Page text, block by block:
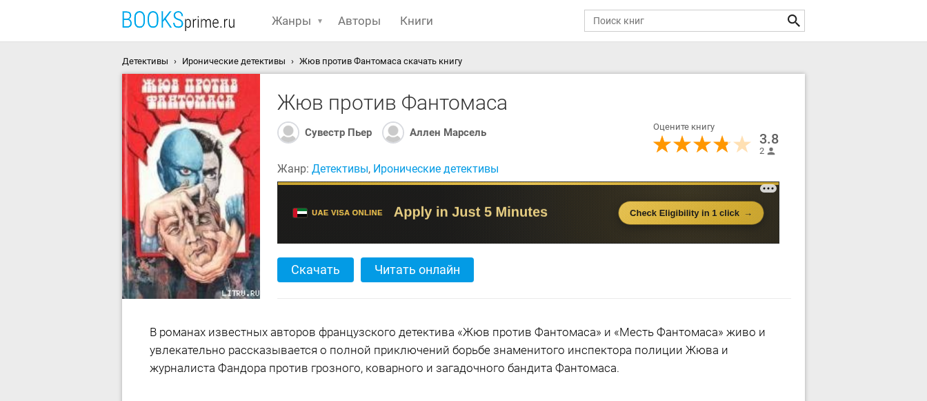
Жанры Авторы Книги
Детективы Иронические детективы Жюв против Фантомаса скачать книгу
Жюв против Фантомаса
Сувестр Пьер Аллен Марсель Оцените книгу
3.8
2
Жанр: Детективы, Иронические детективы
Скачать Читать онлайн
В романах известных авторов французского детектива «Жюв против Фантомаса» и «Месть Фантомаса» живо и
увлекательно рассказывается о полной приключений борьбе знаменитого инспектора полиции Жюва и
журналиста Фандора против грозного, коварного и загадочного бандита Фантомаса.